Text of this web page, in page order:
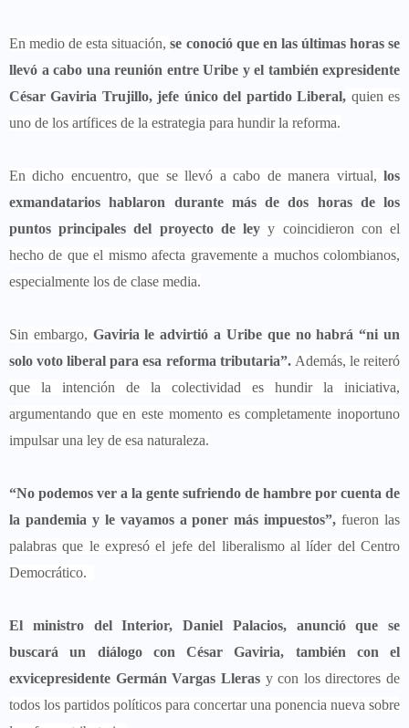
En medio de esta situación,se conoció que en las últimas horas se
llevó a cabo una reunión entre Uribe y el también expresidente
César Gaviria Trujillo, jefe único del partido Liberal, quien es
uno de los artífices de la estrategia para hundir la reforma.
En dicho encuentro, que se llevó a cabo de manera virtual, los
exmandatarios hablaron durante más de dos horas de los
puntos principales del proyecto de ley y coincidieron con el
hecho de que el mismo afecta gravemente a muchos colombianos,
especialmente los de clase media.
Sin embargo, Gaviria le advirtió a Uribe que no habrá “ni un
solo voto liberal para esa reforma tributaria”. Además, le reiteró
que la intención de la colectividad es hundir la iniciativa,
argumentando que en este momento es completamente inoportuno
impulsar una ley de esa naturaleza.
“No podemos ver a la gente sufriendo de hambre por cuenta de
la pandemia y le vayamos a poner más impuestos”, fueron las
palabras que le expresó el jefe del liberalismo al líder del Centro
Democrático.
El ministro del Interior, Daniel Palacios, anunció que se
buscará un diálogo con César Gaviria, también con el
exvicepresidente Germán Vargas Llerasy con los directores de
todos los partidos políticos para concertar una ponencia nueva sobre